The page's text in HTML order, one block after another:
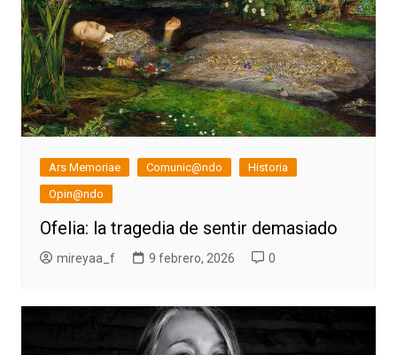
Ars Memoriae Comunic@ndo
Historia
Opin@ndo
Ofelia: la tragedia de sentir demasiado
mireyaa_f 9 febrero, 2026 0